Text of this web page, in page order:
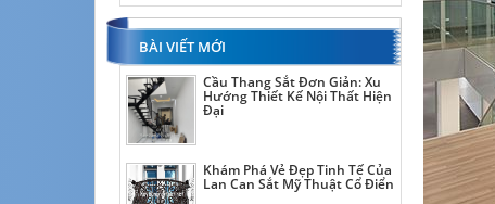
BÀI VIẾT MỚI
Cầu Thang Sắt Đơn Giản: Xu
Hướng Thiết Kế Nội Thất Hiện
Đại
Khám Phá Vẻ Đẹp Tinh Tế Của
Lan Can Sắt Mỹ Thuật Cổ Điển